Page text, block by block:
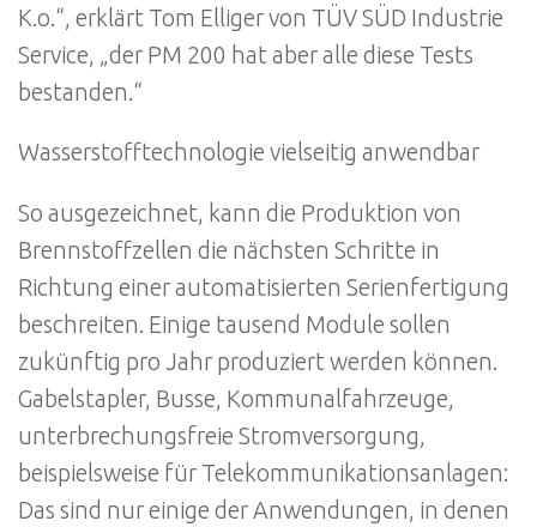
K.o.“, erklärt Tom Elliger von TÜV SÜD Industrie
Service, „der PM 200 hat aber alle diese Tests
bestanden.“
Wasserstofftechnologie vielseitig anwendbar
So ausgezeichnet, kann die Produktion von
Brennstoffzellen die nächsten Schritte in
Richtung einer automatisierten Serienfertigung
beschreiten. Einige tausend Module sollen
zukünftig pro Jahr produziert werden können.
Gabelstapler, Busse, Kommunalfahrzeuge,
unterbrechungsfreie Stromversorgung,
beispielsweise für Telekommunikationsanlagen:
Das sind nur einige der Anwendungen, in denen